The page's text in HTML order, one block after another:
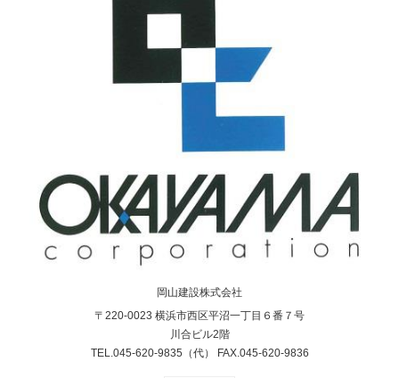
岡山建設株式会社
〒220-0023 横浜市西区平沼一丁目６番７号
川合ビル2階
TEL.045-620-9835（代） FAX.045-620-9836